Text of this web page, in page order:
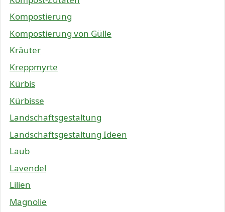
Kompostierung
Kompostierung von Gülle
Kräuter
Kreppmyrte
Kürbis
Kürbisse
Landschaftsgestaltung
Landschaftsgestaltung Ideen
Laub
Lavendel
Lilien
Magnolie